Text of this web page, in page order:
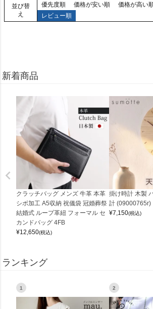
並び替
え
優先度順 価格が安い順 価格が高い
レビュー順
新着商品
クラッチバッグ メンズ 牛革 本革
シボ加工 A5収納 祝儀袋 冠婚葬祭
結婚式 ループ革紐 フォーマル セ
カンドバッグ 4FB
¥12,650(税込)
掛け時計 木製
計 (09000765r)
¥7,150(税込)
ランキング
1 2